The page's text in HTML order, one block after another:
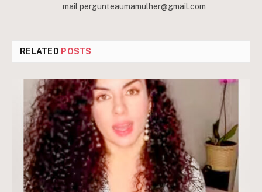
mail pergunteaumamulher@gmail.com
RELATED POSTS